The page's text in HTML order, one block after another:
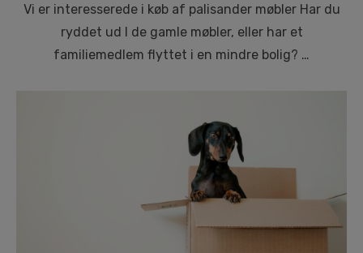
Vi er interesserede i køb af palisander møbler Har du
ryddet ud I de gamle møbler, eller har et
familiemedlem flyttet i en mindre bolig? …